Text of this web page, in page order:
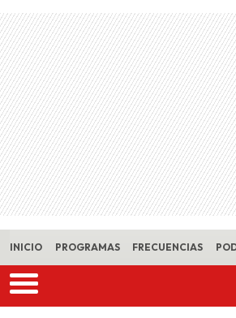
Skip to main content
INICIO PROGRAMAS FRECUENCIAS